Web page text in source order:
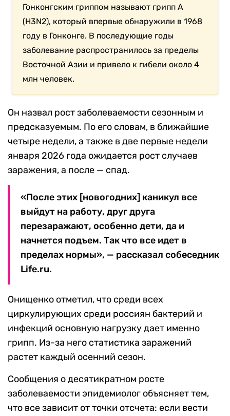
Гонконгским гриппом называют грипп А
(H3N2), который впервые обнаружили в 1968
году в Гонконге. В последующие годы
заболевание распространилось за пределы
Восточной Азии и привело к гибели около 4
млн человек.
Он назвал рост заболеваемости сезонным и
предсказуемым. По его словам, в ближайшие
четыре недели, а также в две первые недели
января 2026 года ожидается рост случаев
заражения, а после — спад.
«После этих [новогодних] каникул все
выйдут на работу, друг друга
перезаражают, особенно дети, да и
начнется подъем. Так что все идет в
пределах нормы», — рассказал собеседник
Life.ru.
Онищенко отметил, что среди всех
циркулирующих среди россиян бактерий и
инфекций основную нагрузку дает именно
грипп. Из-за него статистика заражений
растет каждый осенний сезон.
Сообщения о десятикратном росте
заболеваемости эпидемиолог объясняет тем,
что все зависит от точки отсчета: если вести